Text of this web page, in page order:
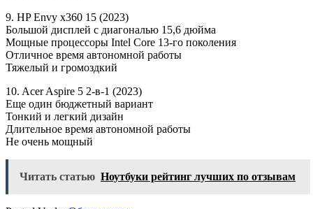
9. HP Envy x360 15 (2023)
Большой дисплей с диагональю 15,6 дюйма
Мощные процессоры Intel Core 13-го поколения
Отличное время автономной работы
Тяжелый и громоздкий
10. Acer Aspire 5 2-в-1 (2023)
Еще один бюджетный вариант
Тонкий и легкий дизайн
Длительное время автономной работы
Не очень мощный
Читать статью Ноутбуки рейтинг лучших по отзывам